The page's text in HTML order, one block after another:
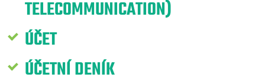
TELECOMMUNICATION)
ÚČET
ÚČETNÍ DENÍK